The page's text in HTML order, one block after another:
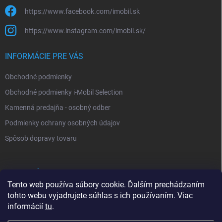
Tento web používa súbory cookie. Ďalším prechádzaním
tohto webu vyjadrujete súhlas s ich používaním. Viac
informácií tu.
https://www.facebook.com/imobil.sk
https://www.instagram.com/imobil.sk/
INFORMÁCIE PRE VÁS
Obchodné podmienky
Obchodné podmienky i-Mobil Selection
Kamenná predajňa - osobný odber
Podmienky ochrany osobných údajov
Spôsob dopravy tovaru